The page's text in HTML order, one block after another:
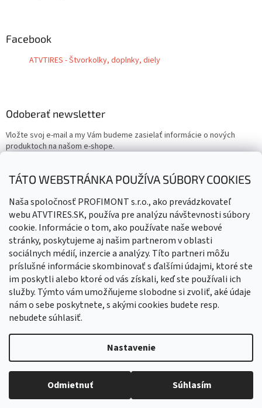
TÁTO WEBSTRÁNKA POUŽÍVA SÚBORY COOKIES
Naša spoločnosť PROFIMONT s.r.o., ako prevádzkovateľ
webu ATVTIRES.SK, používa pre analýzu návštevnosti súbory
cookie. Informácie o tom, ako používate naše webové
stránky, poskytujeme aj našim partnerom v oblasti
sociálnych médií, inzercie a analýzy. Títo partneri môžu
príslušné informácie skombinovať s ďalšími údajmi, ktoré ste
im poskytli alebo ktoré od vás získali, keď ste používali ich
služby. Týmto vám umožňujeme slobodne si zvoliť, aké údaje
nám o sebe poskytnete, s akými cookies budete resp.
nebudete súhlasiť.
Nastavenie
Odmietnuť Súhlasím
Facebook
ATVTIRES - Štvorkolky, doplnky, diely
Odoberať newsletter
Vložte svoj e-mail a my Vám budeme zasielať informácie o nových
produktoch na našom e-shope.
Email
Vložením e-mailu súhlasíte spodmienkami ochrany osobných
údajov
PRIHLÁSIŤ SA
Copyright 2026ATVTIRES - Štvorkolky, doplnky, diely. Všetky
práva vyhradené.
Upraviť nastavenie cookies